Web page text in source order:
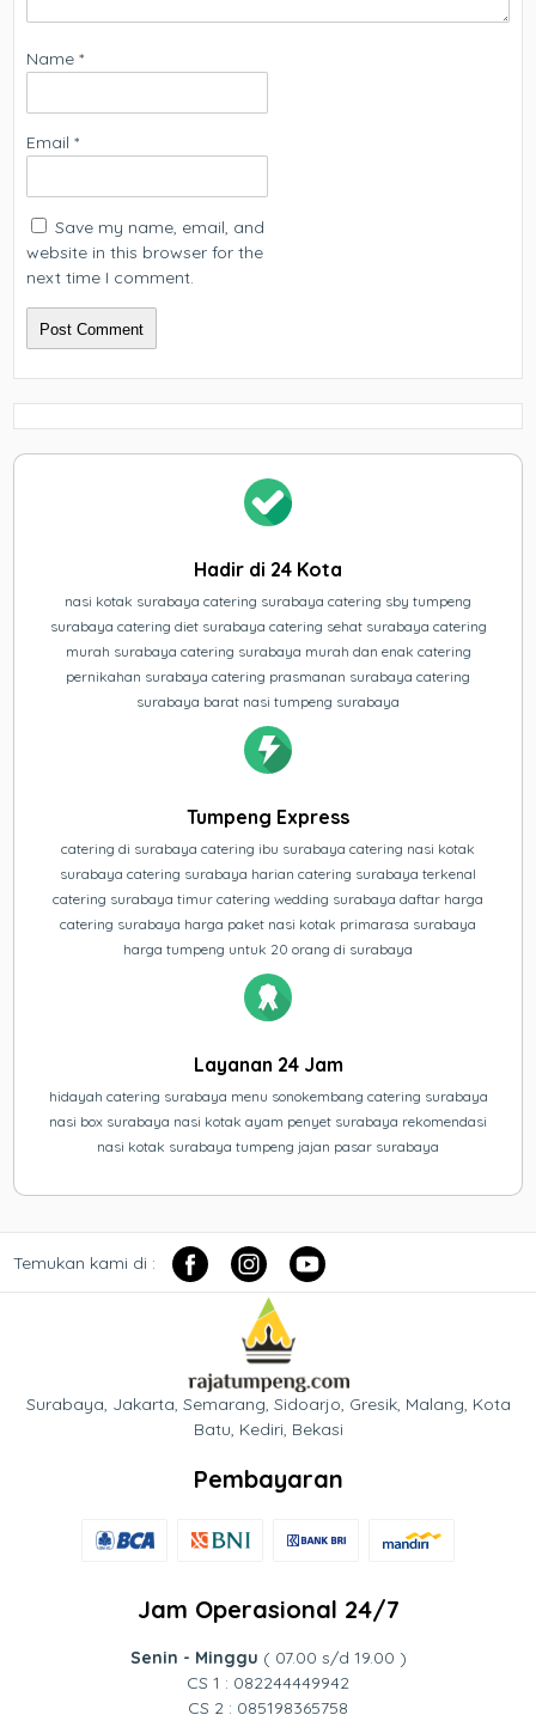
Name*
Email*
Save my name, email, and
website in this browser for the
next time I comment.
Hadir di 24 Kota
nasi kotak surabaya catering surabaya catering sby tumpeng
surabaya catering diet surabaya catering sehat surabaya catering
murah surabaya catering surabaya murah dan enak catering
pernikahan surabaya catering prasmanan surabaya catering
surabaya barat nasi tumpeng surabaya
Tumpeng Express
catering di surabaya catering ibu surabaya catering nasi kotak
surabaya catering surabaya harian catering surabaya terkenal
catering surabaya timur catering wedding surabaya daftar harga
catering surabaya harga paket nasi kotak primarasa surabaya
harga tumpeng untuk 20 orang di surabaya
Layanan 24 Jam
hidayah catering surabaya menu sonokembang catering surabaya
nasi box surabaya nasi kotak ayam penyet surabaya rekomendasi
nasi kotak surabaya tumpeng jajan pasar surabaya
Temukan kami di :
Surabaya, Jakarta, Semarang, Sidoarjo, Gresik, Malang, Kota
Batu, Kediri, Bekasi
Pembayaran
Jam Operasional 24/7
Senin - Minggu ( 07.00 s/d 19.00 )
CS 1 : 082244449942
CS 2 : 085198365758